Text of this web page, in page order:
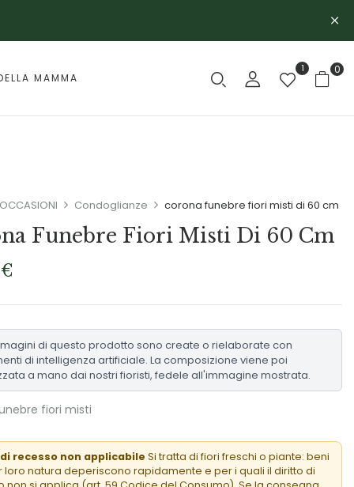
MAMMA
1 0
Condoglianze corona funebre fiori misti di 60 cm
Funebre Fiori Misti Di 60 Cm
€
di questo prodotto sono create o rielaborate con
di intelligenza artificiale. La composizione viene poi
a mano dai nostri fioristi, fedele all'immagine mostrata.
fiori misti
recesso non applicabile Si tratta di fiori freschi o piante: beni
loro natura deperiscono rapidamente e per i quali il diritto di